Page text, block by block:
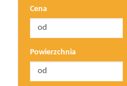
Cena
Powierzchnia